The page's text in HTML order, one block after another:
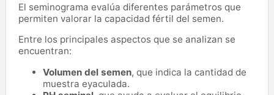
El seminograma evalúa diferentes parámetros que
permiten valorar la capacidad fértil del semen.
Entre los principales aspectos que se analizan se
encuentran:
Volumen del semen, que indica la cantidad de
muestra eyaculada.